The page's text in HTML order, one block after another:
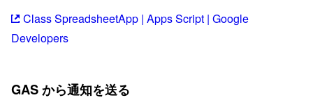
Class SpreadsheetApp | Apps Script | Google
Developers
GAS から通知を送る